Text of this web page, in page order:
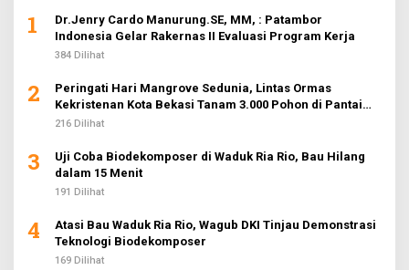
1
Dr.Jenry Cardo Manurung.SE, MM, : Patambor
Indonesia Gelar Rakernas II Evaluasi Program Kerja
384 Dilihat
2
Peringati Hari Mangrove Sedunia, Lintas Ormas
Kekristenan Kota Bekasi Tanam 3.000 Pohon di Pantai
Sederhana
216 Dilihat
3
Uji Coba Biodekomposer di Waduk Ria Rio, Bau Hilang
dalam 15 Menit
191 Dilihat
4
Atasi Bau Waduk Ria Rio, Wagub DKI Tinjau Demonstrasi
Teknologi Biodekomposer
169 Dilihat